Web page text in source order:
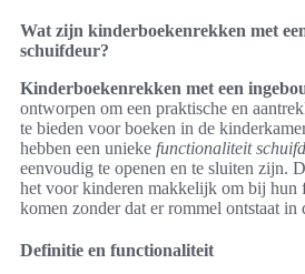
Wat zijn kinderboekenrekken met
schuifdeur?
Kinderboekenrekken met een
ontworpen om een praktische en
te bieden voor boeken in de
hebben een unieke functionaliteit
eenvoudig te openen en te sluiten zijn.
het voor kinderen makkelijk om bij hun
komen zonder dat er rommel ontstaat in
Definitie en functionaliteit